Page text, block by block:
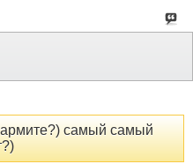
самый самый